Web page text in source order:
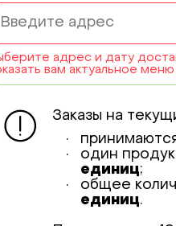
адрес и дату
вам актуальное меню
Заказы на
один
единиц;
общее
единиц.